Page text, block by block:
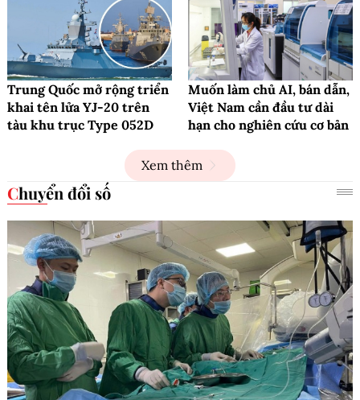
Trung Quốc mở rộng triển
khai tên lửa YJ-20 trên
tàu khu trục Type 052D
Muốn làm chủ AI, bán dẫn,
Việt Nam cần đầu tư dài
hạn cho nghiên cứu cơ bản
Xem thêm
Chuyển đổi số